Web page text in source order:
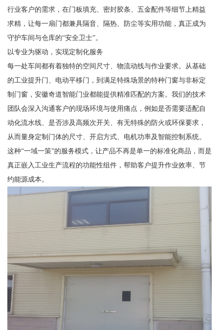
行业客户的需求，在门板填充、密封胶条、五金配件等细节上精益
求精，让每一扇门都兼具隔音、隔热、防尘等实用功能，真正成为
守护车间与仓库的“安全卫士”。
以专业为驱动，实现定制化服务
每一处车间都有着独特的空间尺寸、物流动线与作业要求。从基础
的工业提升门、电动平移门，到满足特殊场景的特种门窗与非标定
制门窗，安徽奇道智能门业都能提供精准匹配的方案。我们的技术
团队会深入沟通客户的现场环境与使用痛点，例如是否需要适配自
动化流水线、是否涉及高频次开关、有无特殊的防火或环保要求，
从而量身定制门体的尺寸、开启方式、电机功率及智能控制系统。
这种“一域一策”的服务模式，让产品不再是单一的标准化商品，而是
真正嵌入工业生产流程的功能性组件，帮助客户提升作业效率、节
约能源成本。